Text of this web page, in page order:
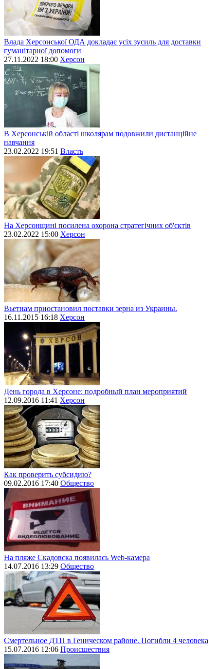
Влада Херсонської ОДА докладає усіх зусиль для доставки
гуманітарної допомоги
27.11.2022 18:00 Херсон
В Херсонській області школярам подовжили дистанційне
навчання
23.02.2022 19:51 Власть
На Херсонщині посилена охорона стратегічних об'єктів
23.02.2022 15:00 Херсон
Вьетнам приостановил поставки зерна из Украины.
16.11.2015 16:18 Херсон
День города в Херсоне: подробный план мероприятий
12.09.2016 11:41 Херсон
Как проверить субсидию?
09.02.2016 17:40 Общество
На пляже Скадовска появилась Web-камера
14.07.2016 13:29 Общество
Смертельное ДТП в Геническом районе. Погибли 4 человека
15.07.2016 12:06 Происшествия